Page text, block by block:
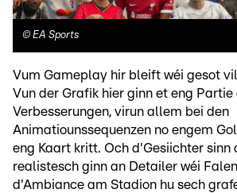
© EA Sports
Vum Gameplay hir bleift wéi gesot
Vun der Grafik hier ginn et eng
Verbesserungen, virun allem bei den
Animatiounssequenzen no engem
eng Kaart kritt. Och d'Gesiichter sinn
realistesch ginn an Detailer wéi
d'Ambiance am Stadion hu sech